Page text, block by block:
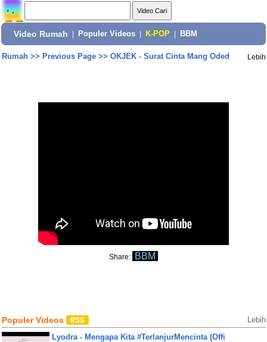
Video Rumah Populer Videos K-POP BBM
Rumah>> Previous Page>> OKJEK - Surat Cinta Mang Oded Lebih
Share: BBM
Populer Videos Lebih
Lyodra - Mengapa Kita #TerlanjurMencinta (Offi